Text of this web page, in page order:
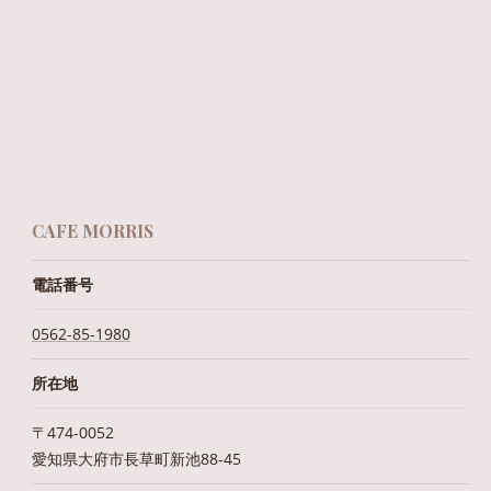
CAFE MORRIS
電話番号
0562-85-1980
所在地
〒474-0052
愛知県大府市長草町新池88-45